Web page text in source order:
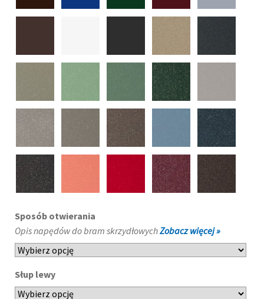
Sposób otwierania
Opis napędów do bram skrzydłowychZobacz więcej »
Słup lewy